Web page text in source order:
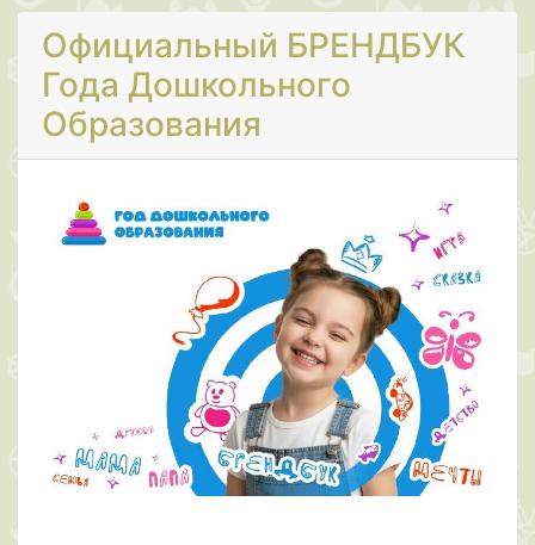
Официальный БРЕНДБУК
Года Дошкольного
Образования